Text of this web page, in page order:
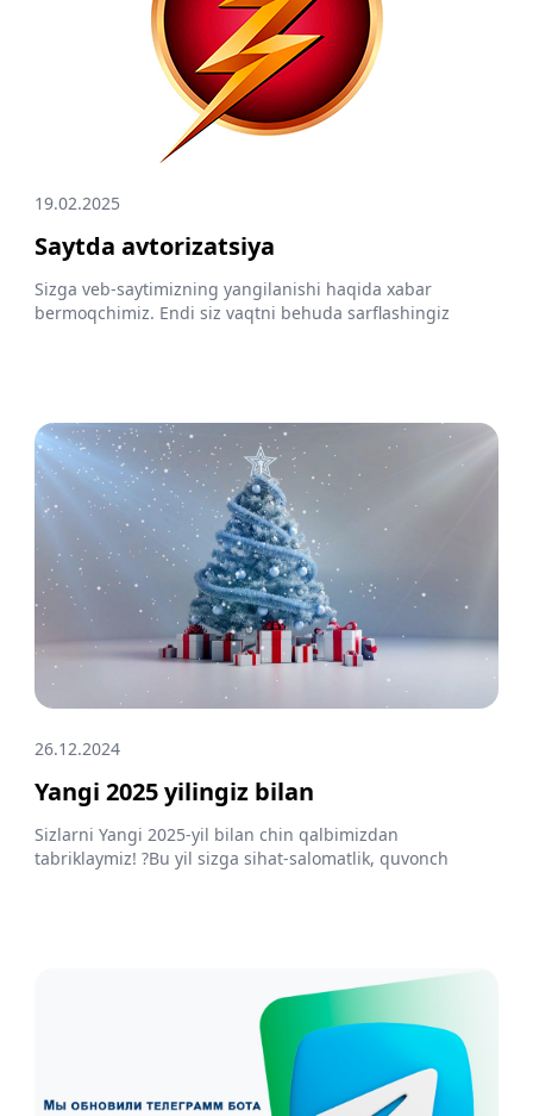
19.02.2025
Saytda avtorizatsiya
Sizga veb-saytimizning yangilanishi haqida xabar
bermoqchimiz. Endi siz vaqtni behuda sarflashingiz
26.12.2024
Yangi 2025 yilingiz bilan
Sizlarni Yangi 2025-yil bilan chin qalbimizdan
tabriklaymiz! ?Bu yil sizga sihat-salomatlik, quvonch